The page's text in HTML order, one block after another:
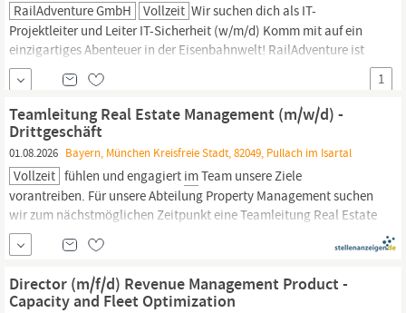
RailAdventure GmbH Vollzeit Wir suchen dich als IT-
Projektleiter und Leiter IT-Sicherheit (w/m/d) Komm mit auf ein
einzigartiges Abenteuer in der Eisenbahnwelt! RailAdventure ist
ein in
bei München ansässiges, mittelständisches
Unternehmen und beschäftigt sich mit der hochqualitativen
Abwicklung von Test- und Überführungsfahrten von
Eisenbahnfahrzeugen für die Bahnindustrie.
1
Teamleitung Real Estate Management (m/w/d) -
Drittgeschäft
01.08.2026 Bayern, München Kreisfreie Stadt, 82049, Pullach im Isartal
Vollzeit fühlen und engagiert imTeam unsere Ziele
vorantreiben. Für unsere Abteilung Property Management suchen
wir zum nächstmöglichen Zeitpunkt eine Teamleitung Real Estate
Management (m/w/d) - Fokus Drittgeschäft Ihre Aufgaben Als
Teamleitung Real Estate Management (m/w/d) – Fokus
Drittgeschäft übernehmen Sie eine Schlüsselrolle beim Aufbau
und der...
Director (m/f/d) Revenue Management Product -
Capacity and Fleet Optimization